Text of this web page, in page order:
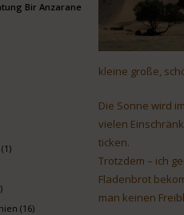
kleine große,
Die Sonne wird
vielen
ticken.
Trotzdem – ich
Fladenbrot
man keinen
Bir Anzarane
(16)